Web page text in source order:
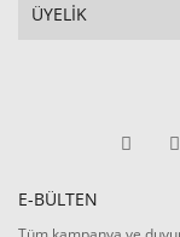
ÜYELİK
E-BÜLTEN